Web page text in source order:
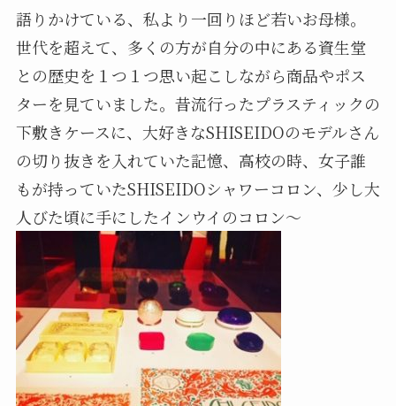
語りかけている、私より一回りほど若いお母様。
世代を超えて、多くの方が自分の中にある資生堂
との歴史を１つ１つ思い起こしながら商品やポス
ターを見ていました。昔流行ったプラスティックの
下敷きケースに、大好きなSHISEIDOのモデルさん
の切り抜きを入れていた記憶、高校の時、女子誰
もが持っていたSHISEIDOシャワーコロン、少し大
人びた頃に手にしたインウイのコロン〜